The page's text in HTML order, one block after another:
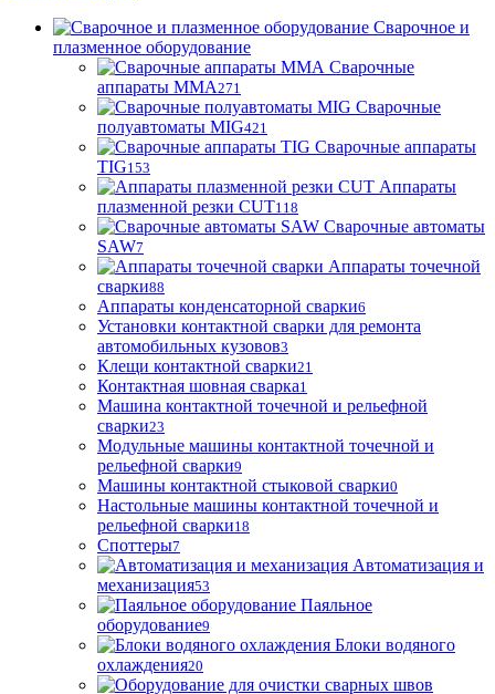
Сварочное и
плазменное оборудование
Сварочные
аппараты MMA271
Сварочные
полуавтоматы MIG421
Сварочные аппараты
TIG153
Аппараты
плазменной резки CUT118
Сварочные автоматы
SAW7
Аппараты точечной
сварки88
Аппараты конденсаторной сварки6
Установки контактной сварки для ремонта
автомобильных кузовов3
Клещи контактной сварки21
Контактная шовная сварка1
Машина контактной точечной и рельефной
сварки23
Модульные машины контактной точечной и
рельефной сварки9
Машины контактной стыковой сварки0
Настольные машины контактной точечной и
рельефной сварки18
Споттеры7
Автоматизация и
механизация53
Паяльное
оборудование9
Блоки водяного
охлаждения20